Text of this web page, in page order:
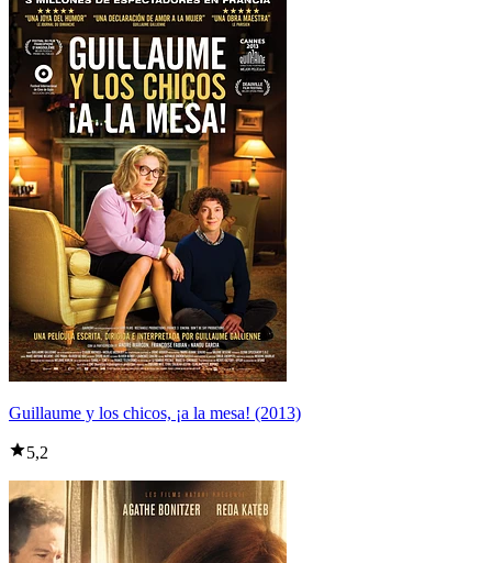
Guillaume y los chicos, ¡a la mesa! (2013)
5,2